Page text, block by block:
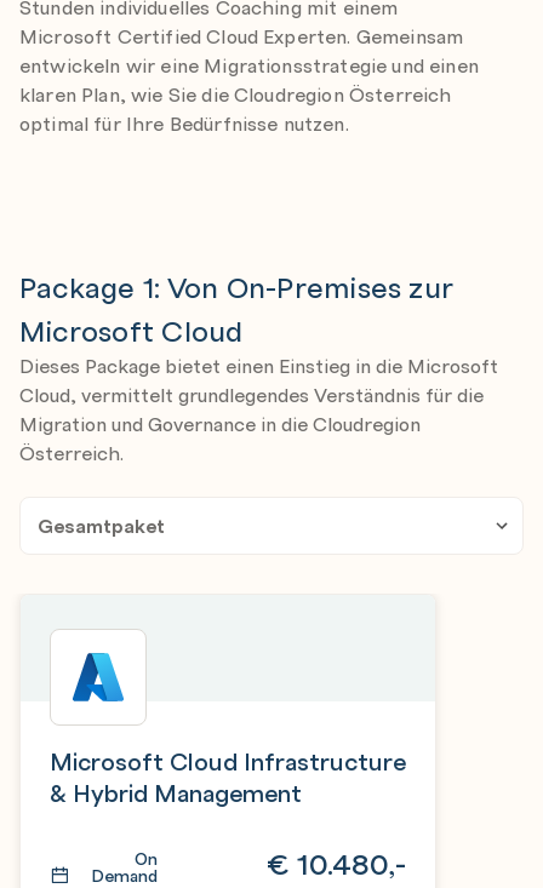
Stunden individuelles Coaching mit einem
Microsoft Certified Cloud Experten. Gemeinsam
entwickeln wir eine Migrationsstrategie und einen
klaren Plan, wie Sie die Cloudregion Österreich
optimal für Ihre Bedürfnisse nutzen.
Package 1: Von On-Premises zur
Microsoft Cloud
Dieses Package bietet einen Einstieg in die Microsoft
Cloud, vermittelt grundlegendes Verständnis für die
Migration und Governance in die Cloudregion
Österreich.
Microsoft Cloud Infrastructure
& Hybrid Management
On
Demand € 10.480,-